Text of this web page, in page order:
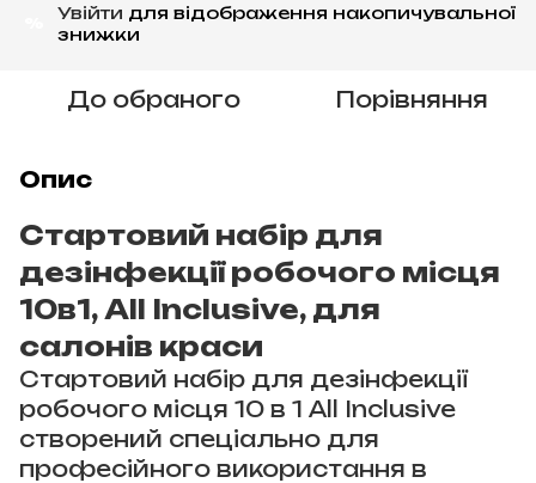
Увійти для відображення накопичувальної
знижки
До обраного Порівняння
Опис
Стартовий набір для
дезінфекції робочого місця
10в1, All Inclusive, для
салонів краси
Стартовий набір для дезінфекції
робочого місця 10 в 1 All Inclusive
створений спеціально для
професійного використання в